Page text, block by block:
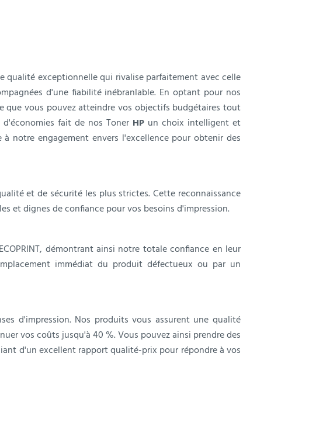
exceptionnelle qui rivalise parfaitement avec celle
d'une fiabilité inébranlable. En optant pour nos
que vous pouvez atteindre vos objectifs budgétaires tout
fait de nos Toner HP un choix intelligent et
notre engagement envers l'excellence pour obtenir des
et de sécurité les plus strictes. Cette reconnaissance
et dignes de confiance pour vos besoins d'impression.
démontrant ainsi notre totale confiance en leur
immédiat du produit défectueux ou par un
d'impression. Nos produits vous assurent une qualité
vos coûts jusqu'à 40 %. Vous pouvez ainsi prendre des
d'un excellent rapport qualité-prix pour répondre à vos